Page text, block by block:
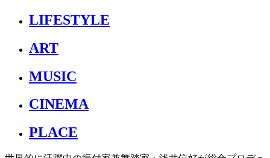
LIFESTYLE
ART
MUSIC
CINEMA
PLACE